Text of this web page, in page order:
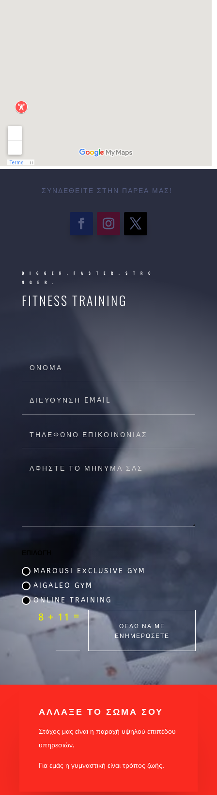
ΣΥΝΔΕΘΕΊΤΕ ΣΤΗΝ ΠΑΡΈΑ ΜΑΣ!
BIGGER.FASTER.STRO
NGER.
FITNESS TRAINING
MAROUSI EXCLUSIVE GYM
AIGALEO GYM
ONLINE TRAINING
8 + 11 =
ΘΕΛΩ ΝΑ ΜΕ
ΕΝΗΜΕΡΩΣΕΤΕ
ΑΛΛΑΞΕ ΤΟ ΣΩΜΑ ΣΟΥ
Στόχος μας είναι η παροχή υψηλού επιπέδου
υπηρεσιών.
Για εμάς η γυμναστική είναι τρόπος ζωής.